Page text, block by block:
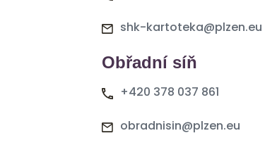
shk-kartoteka@plzen.eu
Obřadní síň
+420 378 037 861
obradnisin@plzen.eu